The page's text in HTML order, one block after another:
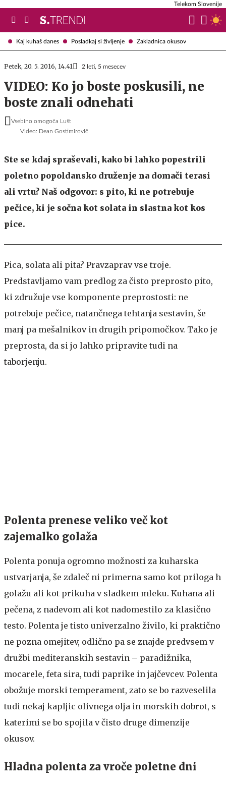
Kaj kuhaš danes Posladkaj si življenje Zakladnica okusov
Telekom Slovenije
Petek, 20. 5. 2016, 14.41 2 leti, 5 mesecev
VIDEO: Ko jo boste poskusili, ne
boste znali odnehati
Vsebino omogoča Lušt
Video: Dean Gostimirovič
Ste se kdaj spraševali, kako bi lahko popestrili
poletno popoldansko druženje na domači terasi
ali vrtu? Naš odgovor: s pito, ki ne potrebuje
pečice, ki je sočna kot solata in slastna kot kos
pice.
Pica, solata ali pita? Pravzaprav vse troje.
Predstavljamo vam predlog za čisto preprosto pito,
ki združuje vse komponente preprostosti: ne
potrebuje pečice, natančnega tehtanja sestavin, še
manj pa mešalnikov in drugih pripomočkov. Tako je
preprosta, da si jo lahko pripravite tudi na
taborjenju.
Polenta prenese veliko več kot
zajemalko golaža
Polenta ponuja ogromno možnosti za kuharska
ustvarjanja, še zdaleč ni primerna samo kot priloga h
golažu ali kot prikuha v sladkem mleku. Kuhana ali
pečena, z nadevom ali kot nadomestilo za klasično
testo. Polenta je tisto univerzalno živilo, ki praktično
ne pozna omejitev, odlično pa se znajde predvsem v
družbi mediteranskih sestavin – paradižnika,
mocarele, feta sira, tudi paprike in jajčevcev. Polenta
obožuje morski temperament, zato se bo razveselila
tudi nekaj kapljic olivnega olja in morskih dobrot, s
katerimi se bo spojila v čisto druge dimenzije
okusov.
Hladna polenta za vroče poletne dni